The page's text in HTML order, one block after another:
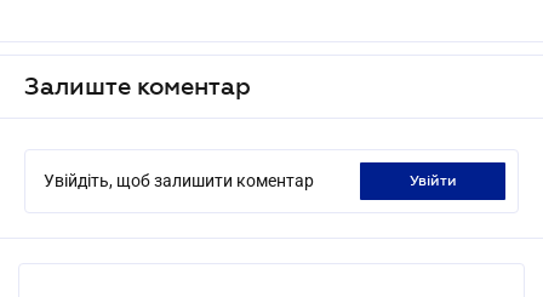
Залиште коментар
Увійдіть, щоб залишити коментар увійти